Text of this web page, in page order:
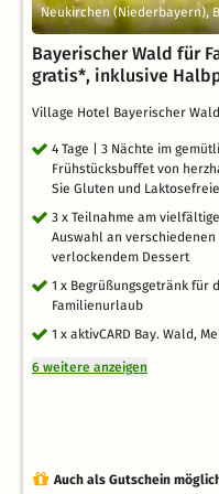
Neukirchen (Niederbayern),
Bayerischer Wald für
gratis*, inklusive
Village Hotel Bayerischer
4 Tage | 3 Nächte im
Frühstücksbuffet von
Sie Gluten und
3 x Teilnahme am
Auswahl an
verlockendem Dessert
1 x Begrüßungsgetränk für
Familienurlaub
1 x aktivCARD Bay. Wald,
6 weitere anzeigen
Auch als Gutschein